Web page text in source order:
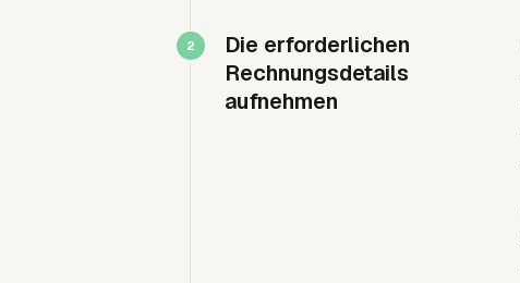
Die erforderlichen
Rechnungsdetails
aufnehmen